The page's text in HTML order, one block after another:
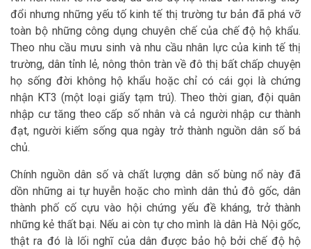
đổi nhưng những yếu tố kinh tế thị trường tư bản đã phá vỡ
toàn bộ những công dụng chuyên chế của chế độ hộ khẩu.
Theo nhu cầu mưu sinh và nhu cầu nhân lực của kinh tế thị
trường, dân tỉnh lẻ, nông thôn tràn về đô thị bất chấp chuyện
họ sống đời không hộ khẩu hoặc chỉ có cái gọi là chứng
nhận KT3 (một loại giấy tạm trú). Theo thời gian, đội quân
nhập cư tăng theo cấp số nhân và cả người nhập cư thành
đạt, người kiếm sống qua ngày trở thành nguồn dân số bá
chủ.
Chính nguồn dân số và chất lượng dân số bùng nổ này đã
dồn những ai tự huyễn hoặc cho mình dân thủ đô gốc, dân
thành phố cố cựu vào hội chứng yếu đề kháng, trở thành
những kẻ thất bại. Nếu ai còn tự cho mình là dân Hà Nội gốc,
thật ra đó là lối nghĩ của dân được bảo hộ bởi chế độ hộ